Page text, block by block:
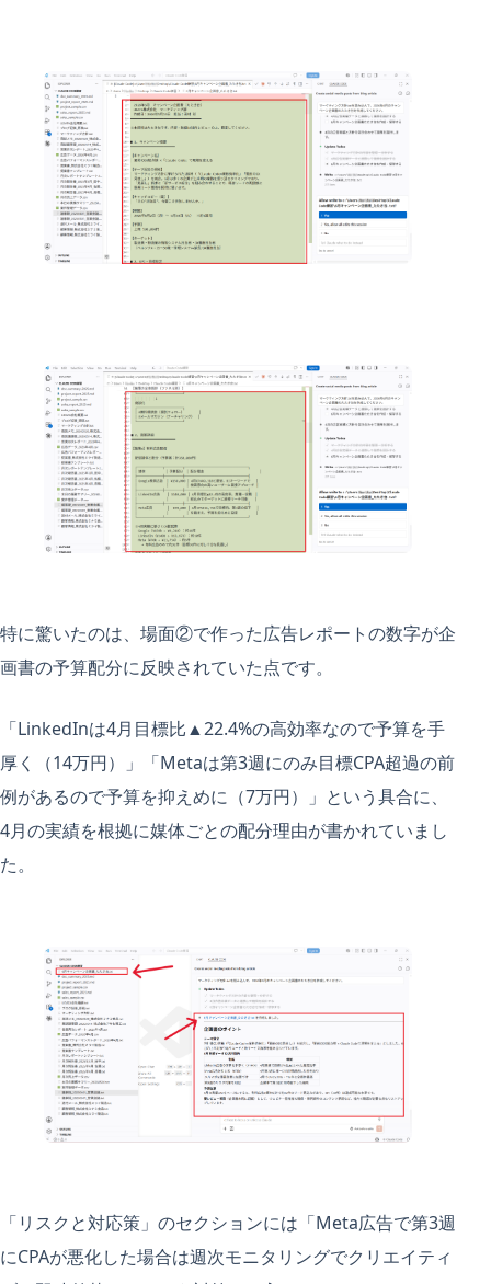
特に驚いたのは、場面②で作った広告レポートの数字が企
画書の予算配分に反映されていた点です。
「LinkedInは4月目標比▲22.4%の高効率なので予算を手
厚く（14万円）」「Metaは第3週にのみ目標CPA超過の前
例があるので予算を抑えめに（7万円）」という具合に、
4月の実績を根拠に媒体ごとの配分理由が書かれていまし
た。
「リスクと対応策」のセクションには「Meta広告で第3週
にCPAが悪化した場合は週次モニタリングでクリエイティ